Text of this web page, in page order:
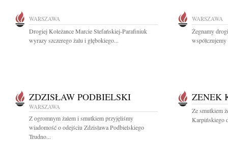
WARSZAWA
Drogiej Koleżance Marcie Stefańskiej-Parafiniuk
wyrazy szczerego żalu i głębokiego...
WARSZAWA
Żegnamy
ZDZISŁAW PODBIELSKI
WARSZAWA
Z ogromnym żalem i smutkiem przyjęliśmy
wiadomość o odejściu Zdzisława Podbielskiego
Trudno...
ZENEK
Ze smutkiem
Karpińskiego